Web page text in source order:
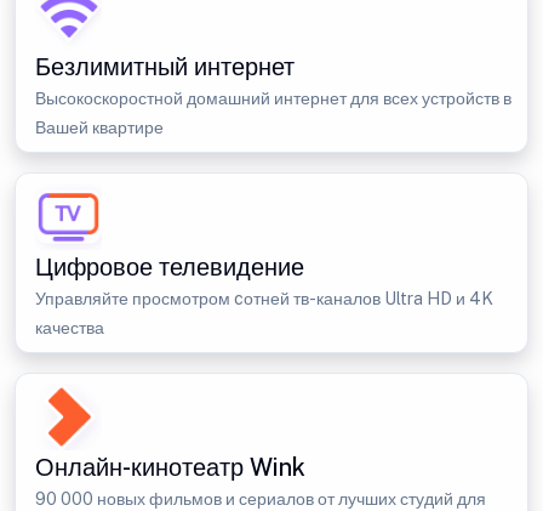
Безлимитный интернет
Высокоскоростной домашний интернет для всех устройств в
Вашей квартире
Цифровое телевидение
Управляйте просмотром cотней тв-каналов Ultra HD и 4K
качества
Онлайн-кинотеатр Wink
90 000 новых фильмов и сериалов от лучших студий для